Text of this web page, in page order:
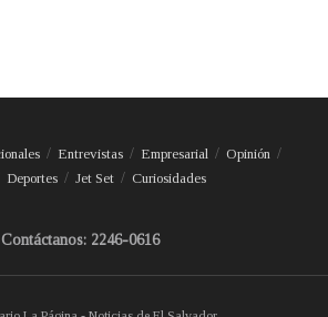
Entrevistas Empresarial
Opinión
Deportes Jet Set Curiosidades
Contáctanos: 2246-0616